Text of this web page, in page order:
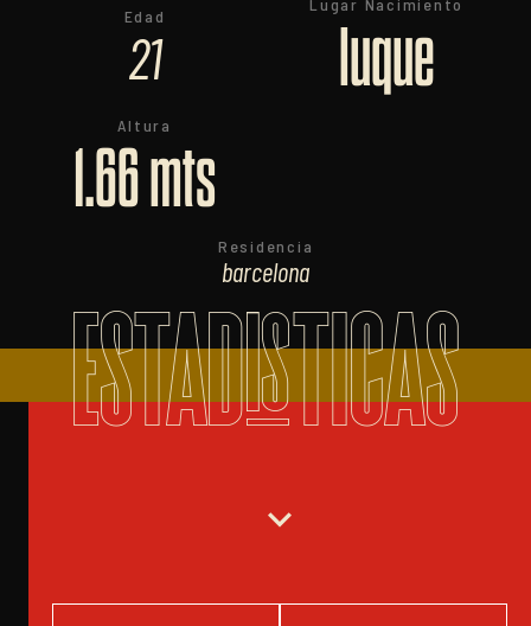
Edad
21 luque
Altura
1.66 mts
Residencia
barcelona
ESTADISTICAS
expand_more